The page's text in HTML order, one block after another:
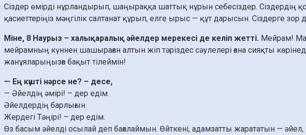
Сіздер өмірді нұрландырып, шаңыраққа шаттық нұрын себесіздер.
қасиеттеріңіз мәңгілік салтанат құрып, елге ырыс — құт дарысын. Сіздерге
Міне, 8 Наурыз – халықаралық әйелдер мерекесі де келіп жетті. Мейрам!
мейрамның күннен шашыраған алтын жіп тәріздес сәулелері ғана сияқты
жанұяларыңызға бақыт тілеймін!
— Ең күшті нәрсе не? – десе,
— Әйелдің әмірі! – дер едім.
Әйелдердің барлығын
Жердегі Тәңірі! – дер едім.
Өз басым әйелді осылай деп бағалаймын. Өйткені, адамзатты жарататын —